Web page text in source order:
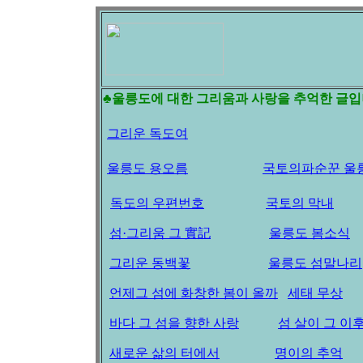
♣울릉도에 대한 그리움과 사랑을 추억한 글
그리운 독도여
울릉도 용오름 국토의파순꾼 울
독도의 우편번호 국토의 막내
섬·그리움 그 實記 울릉도 봄소식
그리운 동백꽃 울릉도 섬말나리
언제그 섬에 화창한 봄이 올까 세태 무상
바다 그 섬을 향한 사랑 섬 살이 그 이
새로운 삶의 터에서 명이의 추억